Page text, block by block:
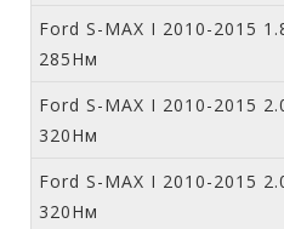
Ford S-MAX I 2010-2015
285Нм
Ford S-MAX I 2010-2015
320Нм
Ford S-MAX I 2010-2015
320Нм